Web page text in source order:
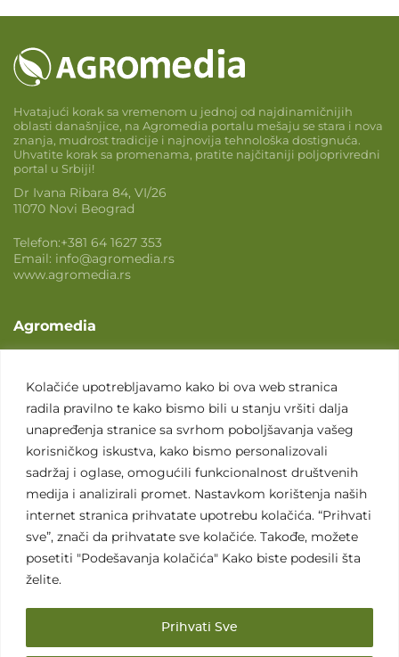
Kolačiće upotrebljavamo kako bi ova web stranica
radila pravilno te kako bismo bili u stanju vršiti dalja
unapređenja stranice sa svrhom poboljšavanja vašeg
korisničkog iskustva, kako bismo personalizovali
sadržaj i oglase, omogućili funkcionalnost društvenih
medija i analizirali promet. Nastavkom korištenja naših
internet stranica prihvatate upotrebu kolačića. “Prihvati
sve”, znači da prihvatate sve kolačiće. Takođe, možete
posetiti "Podešavanja kolačića" Kako biste podesili šta
želite.
Prihvati Sve
Hvatajući korak sa vremenom u jednoj od najdinamičnijih
oblasti današnjice, na Agromedia portalu mešaju se stara i nova
znanja, mudrost tradicije i najnovija tehnološka dostignuća.
Uhvatite korak sa promenama, pratite najčitaniji poljoprivredni
portal u Srbiji!
Dr Ivana Ribara 84, VI/26
11070 Novi Beograd
Telefon:+381 64 1627 353
Email: info@agromedia.rs
www.agromedia.rs
Agromedia
Svet poljoprivrede
Marketing usluge
Tražimo saradnike
Kontakt
Kontakt